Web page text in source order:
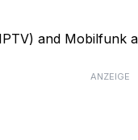
and Mobilfunk
ANZEIGE